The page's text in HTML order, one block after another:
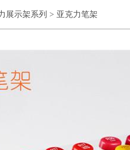
展示架系列 > 亚克力笔架